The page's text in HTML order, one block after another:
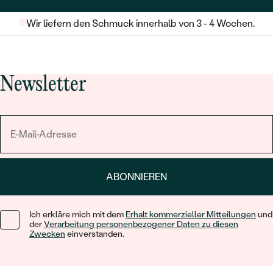
Wir liefern den Schmuck innerhalb von 3 - 4 Wochen.
Newsletter
ABONNIEREN
Ich erkläre mich mit dem Erhalt kommerzieller Mitteilungen und
derVerarbeitung personenbezogener Daten zu diesen
Zwecken einverstanden.